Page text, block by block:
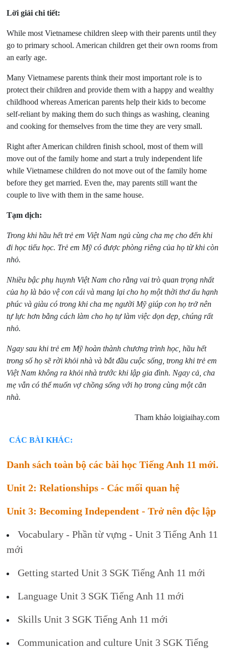
Lời giải chi tiết:
While most Vietnamese children sleep with their parents until they
go to primary school. American children get their own rooms from
an early age.
Many Vietnamese parents think their most important role is to
protect their children and provide them with a happy and wealthy
childhood whereas American parents help their kids to become
self-reliant by making them do such things as washing, cleaning
and cooking for themselves from the time they are very small.
Right after American children finish school, most of them will
move out of the family home and start a truly independent life
while Vietnamese children do not move out of the family home
before they get married. Even the, may parents still want the
couple to live with them in the same house.
Tạm dịch:
Trong khi hầu hết trẻ em Việt Nam ngủ cùng cha mẹ cho đến khi
đi học tiểu học. Trẻ em Mỹ có được phòng riêng của họ từ khi còn
nhỏ.
Nhiều bậc phụ huynh Việt Nam cho rằng vai trò quan trọng nhất
của họ là bảo vệ con cái và mang lại cho họ một thời thơ ấu hạnh
phúc và giàu có trong khi cha mẹ người Mỹ giúp con họ trở nên
tự lực hơn bằng cách làm cho họ tự làm việc dọn dẹp, chúng rất
nhỏ.
Ngay sau khi trẻ em Mỹ hoàn thành chương trình học, hầu hết
trong số họ sẽ rời khỏi nhà và bắt đầu cuộc sống, trong khi trẻ em
Việt Nam không ra khỏi nhà trước khi lập gia đình. Ngay cả, cha
mẹ vẫn có thể muốn vợ chồng sống với họ trong cùng một căn
nhà.
Tham khảo loigiaihay.com
CÁC BÀI KHÁC:
Danh sách toàn bộ các bài học Tiếng Anh 11 mới.
Unit 2: Relationships - Các mối quan hệ
Unit 3: Becoming Independent - Trở nên độc lập
Vocabulary - Phần từ vựng - Unit 3 Tiếng Anh 11
mới
Getting started Unit 3 SGK Tiếng Anh 11 mới
Language Unit 3 SGK Tiếng Anh 11 mới
Skills Unit 3 SGK Tiếng Anh 11 mới
Communication and culture Unit 3 SGK Tiếng